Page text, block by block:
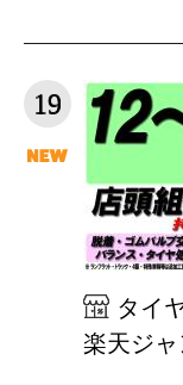
19
タイ
楽天ジ